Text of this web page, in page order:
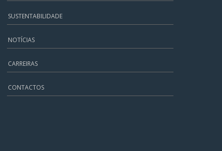
SUSTENTABILIDADE
NOTÍCIAS
CARREIRAS
CONTACTOS